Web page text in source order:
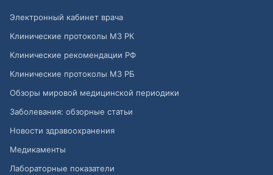
Электронный кабинет врача
Клинические протоколы МЗ РК
Клинические рекомендации РФ
Клинические протоколы МЗ РБ
Обзоры мировой медицинской периодики
Заболевания: обзорные статьи
Новости здравоохранения
Медикаменты
Лабораторные показатели